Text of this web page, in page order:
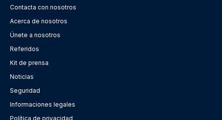
Contacta con nosotros
Acerca de nosotros
Únete a nosotros
Referidos
Kit de prensa
Noticias
Seguridad
Informaciones legales
Política de privacidad